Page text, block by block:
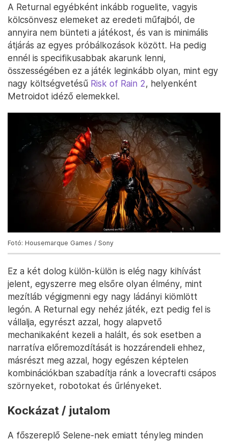
A Returnal egyébként inkább roguelite, vagyis
kölcsönvesz elemeket az eredeti műfajból, de
annyira nem bünteti a játékost, és van is minimális
átjárás az egyes próbálkozások között. Ha pedig
ennél is specifikusabbak akarunk lenni,
összességében ez a játék leginkább olyan, mint egy
nagy költségvetésű Risk of Rain 2, helyenként
Metroidot idéző elemekkel.
Fotó: Housemarque Games / Sony
Ez a két dolog külön-külön is elég nagy kihívást
jelent, egyszerre meg elsőre olyan élmény, mint
mezítláb végigmenni egy nagy ládányi kiömlött
legón. A Returnal egy nehéz játék, ezt pedig fel is
vállalja, egyrészt azzal, hogy alapvető
mechanikaként kezeli a halált, és sok esetben a
narratíva előremozdítását is hozzárendeli ehhez,
másrészt meg azzal, hogy egészen képtelen
kombinációkban szabadítja ránk a lovecrafti csápos
szörnyeket, robotokat és űrlényeket.
Kockázat / jutalom
A főszereplő Selene-nek emiatt tényleg minden